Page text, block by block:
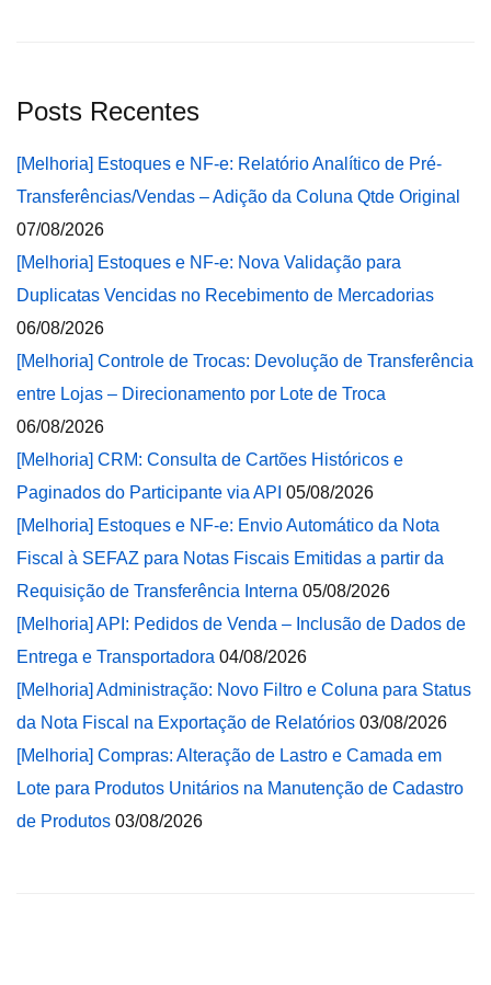
Posts Recentes
[Melhoria] Estoques e NF-e: Relatório Analítico de Pré-
Transferências/Vendas – Adição da Coluna Qtde Original
07/08/2026
[Melhoria] Estoques e NF-e: Nova Validação para
Duplicatas Vencidas no Recebimento de Mercadorias
06/08/2026
[Melhoria] Controle de Trocas: Devolução de Transferência
entre Lojas – Direcionamento por Lote de Troca
06/08/2026
[Melhoria] CRM: Consulta de Cartões Históricos e
Paginados do Participante via API 05/08/2026
[Melhoria] Estoques e NF-e: Envio Automático da Nota
Fiscal à SEFAZ para Notas Fiscais Emitidas a partir da
Requisição de Transferência Interna 05/08/2026
[Melhoria] API: Pedidos de Venda – Inclusão de Dados de
Entrega e Transportadora 04/08/2026
[Melhoria] Administração: Novo Filtro e Coluna para Status
da Nota Fiscal na Exportação de Relatórios 03/08/2026
[Melhoria] Compras: Alteração de Lastro e Camada em
Lote para Produtos Unitários na Manutenção de Cadastro
de Produtos 03/08/2026